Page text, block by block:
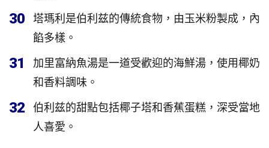
30
塔瑪利是伯利兹的傳統食物，由玉米粉製成，內
餡多樣。
31
加里富納魚湯是一道受歡迎的海鮮湯，使用椰奶
和香料調味。
32
伯利兹的甜點包括椰子塔和香蕉蛋糕，深受當地
人喜愛。